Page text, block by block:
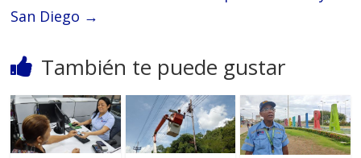
San Diego →
También te puede gustar